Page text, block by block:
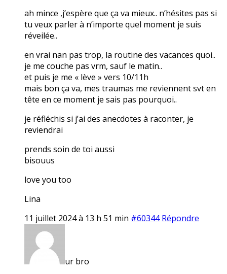
ah mince ,j’espère que ça va mieux.. n’hésites pas si
tu veux parler à n’importe quel moment je suis
réveilée..
en vrai nan pas trop, la routine des vacances quoi..
je me couche pas vrm, sauf le matin..
et puis je me « lève » vers 10/11h
mais bon ça va, mes traumas me reviennent svt en
tête en ce moment je sais pas pourquoi..
je réfléchis si j’ai des anecdotes à raconter, je
reviendrai
prends soin de toi aussi
bisouus
love you too
Lina
11 juillet 2024 à 13 h 51 min #60344 Répondre
ur bro